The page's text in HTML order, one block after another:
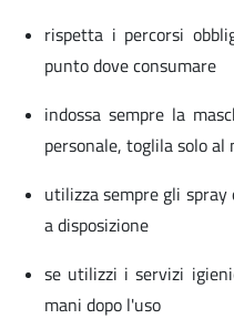
rispetta i percorsi
punto dove consumare
indossa sempre la
personale, toglila solo
utilizza sempre gli
a disposizione
se utilizzi i servizi
mani dopo l'uso